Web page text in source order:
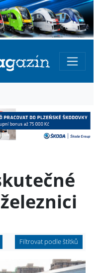
Filtrovat podle štítků